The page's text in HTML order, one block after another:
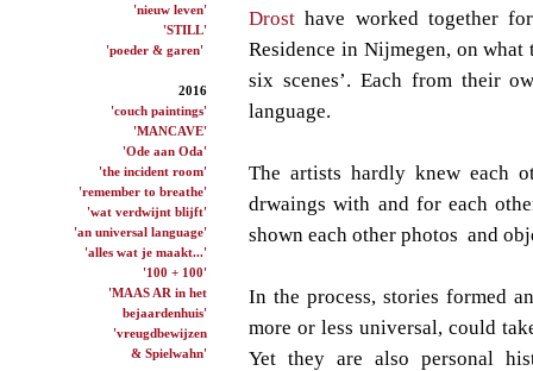
'nieuw leven'
'STILL'
'poeder & garen'
2016
'couch paintings'
'MANCAVE'
'Ode aan Oda'
'the incident room'
'remember to breathe'
'wat verdwijnt blijft'
'an universal language'
'alles wat je maakt...'
'100 + 100'
'MAAS AR in het
bejaardenhuis'
'vreugdbewijzen
& Spielwahn'
Drost have worked together
Residence in Nijmegen, on
six scenes’. Each from their
language.
The artists hardly knew each
drwaings with and for each
shown each other photos and
In the process, stories formed
more or less universal, could
Yet they are also personal